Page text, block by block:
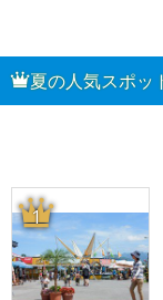
夏の人気スポッ
1